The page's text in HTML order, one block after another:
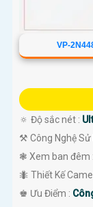
VP-
🔅 Độ sắc nét :
⚒ Công Nghệ Sử
❃ Xem ban đêm
🐜 Thiết Kế
️♚ Ưu Điểm :